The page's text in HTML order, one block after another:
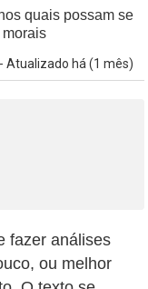
quais possam se
Atualizado há (1 mês)
fazer análises
ou melhor